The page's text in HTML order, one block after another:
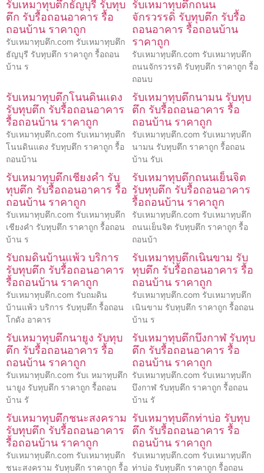
รับเหมาทุบตึกธัญบุรี รับทุบ
ตึก รับรื้อถอนอาคาร รื้อ
ถอนบ้าน ราคาถูก
รับเหมาทุบตึก.com รับเหมาทุบตึก
ธัญบุรี รับทุบตึก ราคาถูก รื้อถอน
บ้าน ร
รับเหมาทุบตึกถนน
จักรวรรดิ รับทุบตึก รับรื้อ
ถอนอาคาร รื้อถอนบ้าน
ราคาถูก
รับเหมาทุบตึก.com รับเหมาทุบตึก
ถนนจักรวรรดิ รับทุบตึก ราคาถูก รื้อ
ถอนบ
รับเหมาทุบตึกโนนดินแดง
รับทุบตึก รับรื้อถอนอาคาร
รื้อถอนบ้าน ราคาถูก
รับเหมาทุบตึก.com รับเหมาทุบตึก
โนนดินแดง รับทุบตึก ราคาถูก รื้อ
ถอนบ้าน
รับเหมาทุบตึกนามน รับทุบ
ตึก รับรื้อถอนอาคาร รื้อ
ถอนบ้าน ราคาถูก
รับเหมาทุบตึก.com รับเหมาทุบตึก
นามน รับทุบตึก ราคาถูก รื้อถอน
บ้าน รับเ
รับเหมาทุบตึกเชียงคำ รับ
ทุบตึก รับรื้อถอนอาคาร รื้อ
ถอนบ้าน ราคาถูก
รับเหมาทุบตึก.com รับเหมาทุบตึก
เชียงคำ รับทุบตึก ราคาถูก รื้อถอน
บ้าน ร
รับเหมาทุบตึกถนนเย็นจิต
รับทุบตึก รับรื้อถอนอาคาร
รื้อถอนบ้าน ราคาถูก
รับเหมาทุบตึก.com รับเหมาทุบตึก
ถนนเย็นจิต รับทุบตึก ราคาถูก รื้อ
ถอนบ้า
รับถมดินบ้านแพ้ว บริการ
รับทุบตึก รับรื้อถอนอาคาร
รื้อถอนบ้าน ราคาถูก
รับเหมาทุบตึก.com รับถมดิน
บ้านแพ้ว บริการ รับทุบตึก รื้อถอน
โกดัง อาคาร
รับเหมาทุบตึกเนินขาม รับ
ทุบตึก รับรื้อถอนอาคาร รื้อ
ถอนบ้าน ราคาถูก
รับเหมาทุบตึก.com รับเหมาทุบตึก
เนินขาม รับทุบตึก ราคาถูก รื้อถอน
บ้าน ร
รับเหมาทุบตึกนายูง รับทุบ
ตึก รับรื้อถอนอาคาร รื้อ
ถอนบ้าน ราคาถูก
รับเหมาทุบตึก.com รับเ หมาทุบตึก
นายูง รับทุบตึก ราคาถูก รื้อถอน
บ้าน รั
รับเหมาทุบตึกบึงกาฬ รับทุบ
ตึก รับรื้อถอนอาคาร รื้อ
ถอนบ้าน ราคาถูก
รับเหมาทุบตึก.com รับเหมาทุบตึก
บึงกาฬ รับทุบตึก ราคาถูก รื้อถอน
บ้าน รั
รับเหมาทุบตึกชนะสงคราม
รับทุบตึก รับรื้อถอนอาคาร
รื้อถอนบ้าน ราคาถูก
รับเหมาทุบตึก.com รับเหมาทุบตึก
ชนะสงคราม รับทุบตึก ราคาถูก รื้อ
รับเหมาทุบตึกท่าบ่อ รับทุบ
ตึก รับรื้อถอนอาคาร รื้อ
ถอนบ้าน ราคาถูก
รับเหมาทุบตึก.com รับเหมาทุบตึก
ท่าบ่อ รับทุบตึก ราคาถูก รื้อถอน